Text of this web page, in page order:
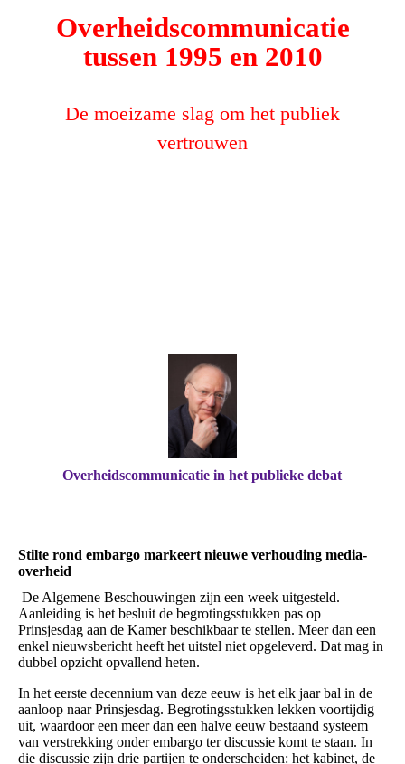
Overheidscommunicatie
tussen 1995 en 2010
De moeizame slag om het publiek
vertrouwen
Overheidscommunicatie in het publieke debat
Stilte rond embargo markeert nieuwe verhouding media-
overheid
De Algemene Beschouwingen zijn een week uitgesteld.
Aanleiding is het besluit de begrotingsstukken pas op
Prinsjesdag aan de Kamer beschikbaar te stellen. Meer dan een
enkel nieuwsbericht heeft het uitstel niet opgeleverd. Dat mag in
dubbel opzicht opvallend heten.
In het eerste decennium van deze eeuw is het elk jaar bal in de
aanloop naar Prinsjesdag. Begrotingsstukken lekken voortijdig
uit, waardoor een meer dan een halve eeuw bestaand systeem
van verstrekking onder embargo ter discussie komt te staan. In
die discussie zijn drie partijen te onderscheiden: het kabinet, de